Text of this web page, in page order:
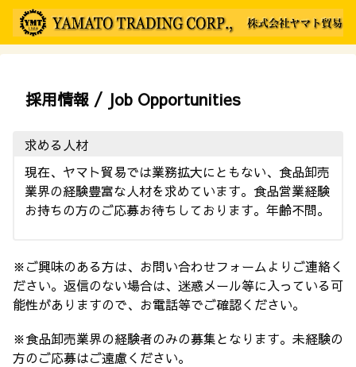
採用情報 / Job Opportunities
求める人材
現在、ヤマト貿易では業務拡大にともない、食品卸売
業界の経験豊富な人材を求めています。食品営業経験
お持ちの方のご応募お待ちしております。年齢不問。
※ご興味のある方は、お問い合わせフォームよりご連絡く
ださい。返信のない場合は、迷惑メール等に入っている可
能性がありますので、お電話等でご確認ください。
※食品卸売業界の経験者のみの募集となります。未経験の
方のご応募はご遠慮ください。